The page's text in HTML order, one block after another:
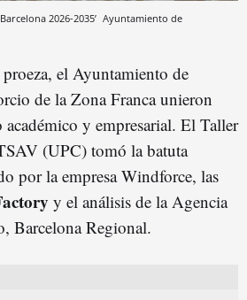
2026-2035’ Ayuntamiento de
proeza, el Ayuntamiento de
de la Zona Franca unieron
y empresarial. El Taller
(UPC) tomó la batuta
por la empresa Windforce, las
y el análisis de la Agencia
Barcelona Regional.